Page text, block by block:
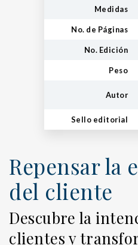
Medidas
No. de Páginas
No. Edición
Peso
Autor
Sello editorial
Repensar la
del cliente
Descubre la
clientes y